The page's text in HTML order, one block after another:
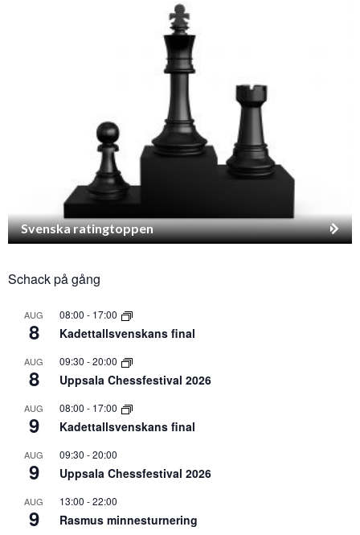
Svenska ratingtoppen
Schack på gång
AUG
8
08:00 - 17:00
Kadettallsvenskans final
AUG
8
09:30 -20:00
Uppsala Chessfestival 2026
AUG
9
08:00 - 17:00
Kadettallsvenskans final
AUG
9
09:30 -20:00
Uppsala Chessfestival 2026
AUG
9
13:00 -22:00
Rasmus minnesturnering